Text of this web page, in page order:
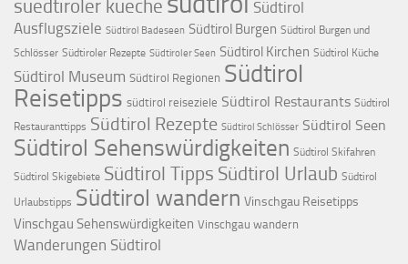
suedtiroler kueche
Südtirol
Ausflugsziele Südtirol Badeseen Südtirol Burgen Südtirol Burgen und
Schlösser Südtiroler Rezepte Südtiroler Seen Südtirol Kirchen Südtirol Küche
Südtirol Museum Südtirol Regionen Südtirol
Reisetipps südtirol reiseziele Südtirol Restaurants Südtirol
Restauranttipps Südtirol Rezepte Südtirol Schlösser Südtirol Seen
Südtirol Sehenswürdigkeiten Südtirol Skifahren
Südtirol Skigebiete Südtirol Tipps Südtirol Urlaub Südtirol
Urlaubstipps Südtirol wandern Vinschgau Reisetipps
Vinschgau Sehenswürdigkeiten Vinschgau wandern
Wanderungen Südtirol